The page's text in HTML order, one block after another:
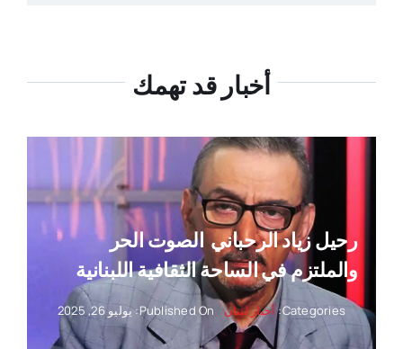
أخبار قد تهمك
رحيل زياد الرحباني ‏ الصوت الحر
والملتزم في الساحة الثقافية اللبنانية
Categories: أخبار لبنان Published On: يوليو 26, 2025